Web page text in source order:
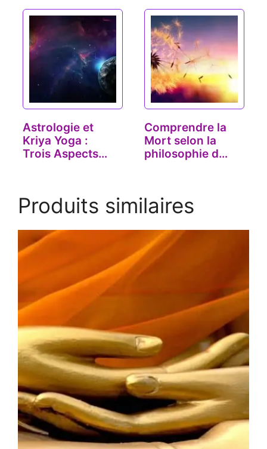
Astrologie et
Kriya Yoga :
Trois Aspects
Comprendre la
Mort selon la
philosophie du
Produits similaires